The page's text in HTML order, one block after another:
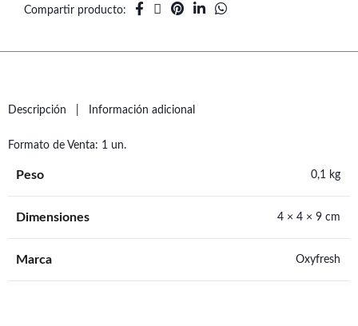
Compartir producto
Descripción Información adicional
Formato de Venta: 1 un.
Peso 0,1 kg
Dimensiones 4 × 4 × 9 cm
Marca Oxyfresh